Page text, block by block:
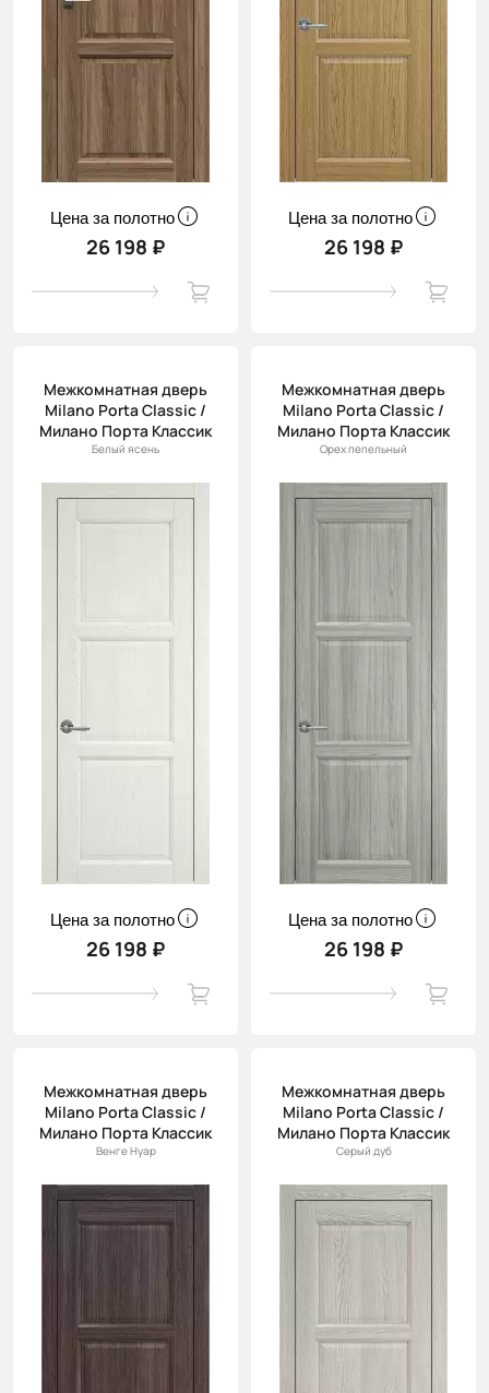
Цена за полотно
26 198 ₽
Цена за полотно
26 198 ₽
Межкомнатная дверь
Milano Porta Classic /
Милано Порта Классик
Белый ясень
Цена за полотно
26 198 ₽
Межкомнатная дверь
Milano Porta Classic /
Милано Порта Классик
Орех пепельный
Цена за полотно
26 198 ₽
Межкомнатная дверь
Milano Porta Classic /
Милано Порта Классик
Венге Нуар
Межкомнатная дверь
Milano Porta Classic /
Милано Порта Классик
Серый дуб